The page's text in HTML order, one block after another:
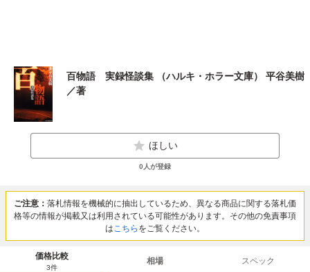
百物語 実録怪談集 （ハルキ・ホラー文庫） 平谷美樹
／著
ほしい
0 人が登録
ご注意： 落札情報を機械的に抽出しているため、異なる商品に関する落札価
格等の情報が掲載又は利用されている可能性があります。その他の免責事項
はこちら をご覧ください。
価格比較
3件
相場 スペック